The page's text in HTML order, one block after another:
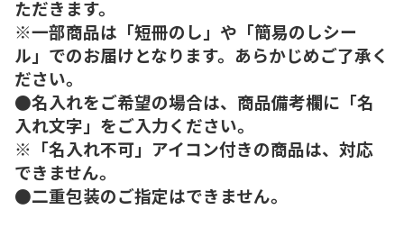
ただきます。
※一部商品は「短冊のし」や「簡易のしシー
ル」でのお届けとなります。あらかじめご了承く
ださい。
●名入れをご希望の場合は、商品備考欄に「名
入れ文字」をご入力ください。
※「名入れ不可」アイコン付きの商品は、対応
できません。
●二重包装のご指定はできません。